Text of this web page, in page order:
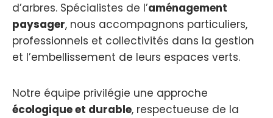
d’arbres. Spécialistes de l’aménagement
paysager, nous accompagnons particuliers,
professionnels et collectivités dans la gestion
et l’embellissement de leurs espaces verts.
Notre équipe privilégie une approche
écologique et durable, respectueuse de la